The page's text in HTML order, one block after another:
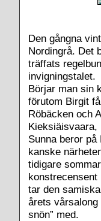
Den gångna
Nordingrå. Det
träffats
invigningstalet.
Börjar man sin
förutom Birgit
Röbäcken och
Kieksiäisvaara,
Sunna beror
kanske
tidigare
konstrecensent
tar den
årets
snön” med.